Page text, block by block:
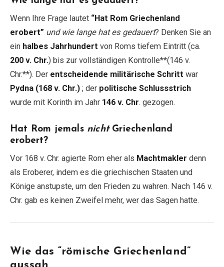
Wenn Ihre Frage lautet “Hat Rom Griechenland
erobert” und wie lange hat es gedauert? Denken Sie an
ein halbes Jahrhundert von Roms tiefem Eintritt (ca.
200 v. Chr.) bis zur vollständigen Kontrolle**(146 v.
Chr.**). Der entscheidende militärische Schritt war
Pydna (168 v. Chr.) ; der politische Schlussstrich
wurde mit Korinth im Jahr 146 v. Chr. gezogen.
Hat Rom jemals nichtGriechenland
erobert?
Vor 168 v. Chr. agierte Rom eher als Machtmakler denn
als Eroberer, indem es die griechischen Staaten und
Könige anstupste, um den Frieden zu wahren. Nach 146 v.
Chr. gab es keinen Zweifel mehr, wer das Sagen hatte.
Wie das “römische Griechenland”